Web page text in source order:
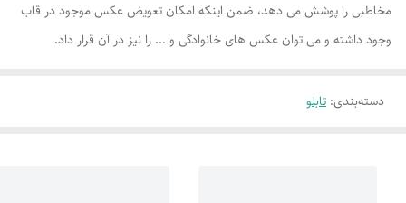
مخاطبی را پوشش می دهد، ضمن اینکه امکان تعویض عکس موجود در قاب
وجود داشته و می توان عکس های خانوادگی و ... را نیز در آن قرار داد.
دسته‌بندی: تابلو